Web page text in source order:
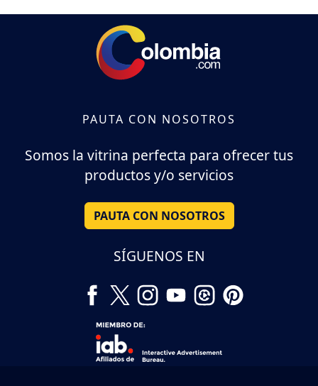
PAUTA CON NOSOTROS
Somos la vitrina perfecta para ofrecer tus
productos y/o servicios
PAUTA CON NOSOTROS
SÍGUENOS EN